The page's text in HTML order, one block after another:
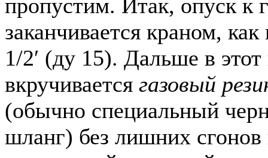
пропустим. Итак, опуск к
заканчивается краном,
1/2′ (ду 15). Дальше в
вкручивается газовый
(обычно специальный
шланг) без лишних сгонов